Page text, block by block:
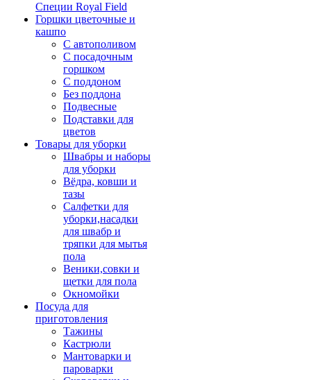
Специи Royal Field
Горшки цветочные и
кашпо
С автополивом
С посадочным
горшком
С поддоном
Без поддона
Подвесные
Подставки для
цветов
Товары для уборки
Швабры и наборы
для уборки
Вёдра, ковши и
тазы
Салфетки для
уборки,насадки
для швабр и
тряпки для мытья
пола
Веники,совки и
щетки для пола
Окномойки
Посуда для
приготовления
Тажины
Кастрюли
Мантоварки и
пароварки